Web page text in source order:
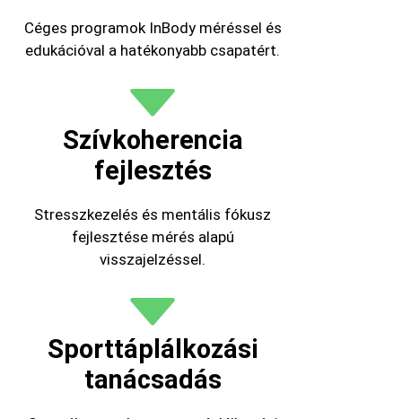
Céges programok InBody méréssel és
edukációval a hatékonyabb csapatért.
Szívkoherencia
fejlesztés
Stresszkezelés és mentális fókusz
fejlesztése mérés alapú
visszajelzéssel.
Sporttáplálkozási
tanácsadás